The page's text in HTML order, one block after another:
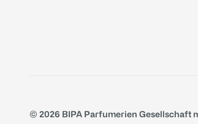
© 2026 BIPA Parfumerien Gesellschaft